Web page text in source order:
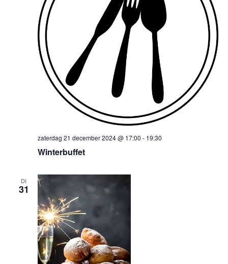
Winterbuffet
zaterdag 21 december 2024 @ 17:00 - 19:30
DI
31